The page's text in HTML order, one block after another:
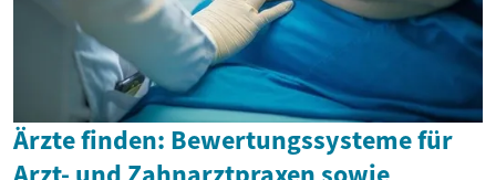
Ärzte finden: Bewertungssysteme für